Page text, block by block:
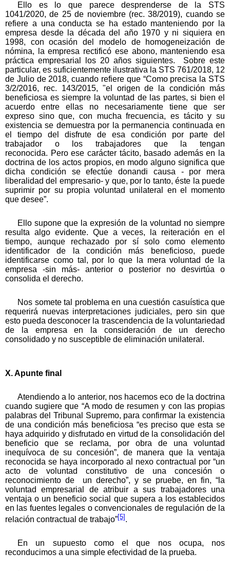
Ello es lo que parece desprenderse de la STS
1041/2020, de 25 de noviembre (rec. 38/2019), cuando se
refiere a una conducta se ha estado manteniendo por la
empresa desde la década del año 1970 y ni siquiera en
1998, con ocasión del modelo de homogeneización de
nómina, la empresa rectificó ese abono, manteniendo esa
práctica empresarial los 20 años siguientes. Sobre este
particular, es suficientemente ilustrativa la STS 761/2018, 12
de Julio de 2018, cuando refiere que “Como precisa la STS
3/2/2016, rec. 143/2015, "el origen de la condición más
beneficiosa es siempre la voluntad de las partes, si bien el
acuerdo entre ellas no necesariamente tiene que ser
expreso sino que, con mucha frecuencia, es tácito y su
existencia se demuestra por la permanencia continuada en
el tiempo del disfrute de esa condición por parte del
trabajador o los trabajadores que la tengan
reconocida. Pero ese carácter tácito, basado además en la
doctrina de los actos propios, en modo alguno significa que
dicha condición se efectúe donandi causa - por mera
liberalidad del empresario- y que, por lo tanto, éste la puede
suprimir por su propia voluntad unilateral en el momento
que desee”.
Ello supone que la expresión de la voluntad no siempre
resulta algo evidente. Que a veces, la reiteración en el
tiempo, aunque rechazado por sí solo como elemento
identificador de la condición más beneficioso, puede
identificarse como tal, por lo que la mera voluntad de la
empresa -sin más- anterior o posterior no desvirtúa o
consolida el derecho.
Nos somete tal problema en una cuestión casuística que
requerirá nuevas interpretaciones judiciales, pero sin que
esto pueda desconocer la trascendencia de la voluntariedad
de la empresa en la consideración de un derecho
consolidado y no susceptible de eliminación unilateral.
X. Apunte final
Atendiendo a lo anterior, nos hacemos eco de la doctrina
cuando sugiere que “A modo de resumen y con las propias
palabras del Tribunal Supremo, para confirmar la existencia
de una condición más beneficiosa “es preciso que esta se
haya adquirido y disfrutado en virtud de la consolidación del
beneficio que se reclama, por obra de una voluntad
inequívoca de su concesión”, de manera que la ventaja
reconocida se haya incorporado al nexo contractual por “un
acto de voluntad constitutivo de una concesión o
reconocimiento de un derecho”, y se pruebe, en fin, “la
voluntad empresarial de atribuir a sus trabajadores una
ventaja o un beneficio social que supera a los establecidos
en las fuentes legales o convencionales de regulación de la
relación contractual de trabajo”[5] .
En un supuesto como el que nos ocupa, nos
reconducimos a una simple efectividad de la prueba.